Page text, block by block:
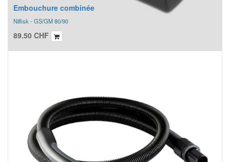
Embouchure combinée
Nilfisk - GS/GM 80/90
89.50 CHF